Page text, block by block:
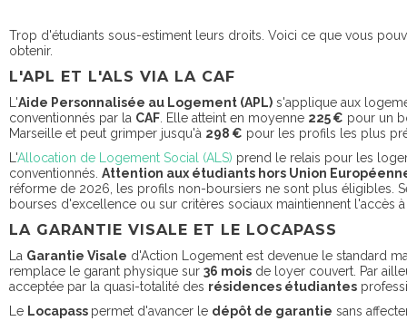
Trop d'étudiants sous-estiment leurs droits. Voici ce que vous
obtenir.
L'APL ET L'ALS VIA LA CAF
L'Aide Personnalisée au Logement (APL) s'applique aux
conventionnés par la CAF . Elle atteint en moyenne 225 € pour un
Marseille et peut grimper jusqu'à 298 € pour les profils les plus
L'Allocation de Logement Social (ALS) prend le relais pour les
conventionnés. Attention aux étudiants hors Union
réforme de 2026, les profils non-boursiers ne sont plus éligibles.
bourses d'excellence ou sur critères sociaux maintiennent l'accès
LA GARANTIE VISALE ET LE LOCAPASS
La Garantie Visale d'Action Logement est devenue le standard
remplace le garant physique sur 36 mois de loyer couvert. Par
acceptée par la quasi-totalité des résidences étudiantes
Le Locapass permet d'avancer le dépôt de garantie sans